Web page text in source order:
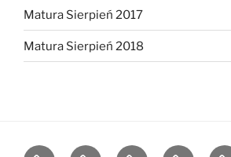
Matura Sierpień 2017
Matura Sierpień 2018